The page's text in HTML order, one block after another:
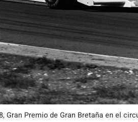
Gran Premio de Gran Bretaña en el